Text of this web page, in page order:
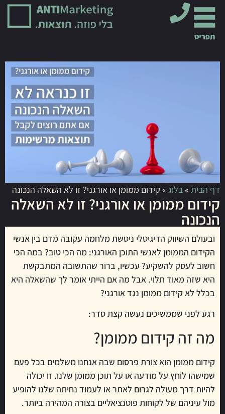
דף הבית »בלוג » קידום ממומן או אורגני? זו לא השאלה הנכונה
קידום ממומן או אורגני? זו לא השאלה
הנכונה
ובעולם השיווק הדיגיטלי ניטשת מלחמה עקובה מדם בין אנשי
הקידום הממומן לאנשי התוכן האורגני: מה הכי טוב? במה הכי
חשוב לעסק להשקיע? עכשיו, ברור שהתשובה המתבקשת
היא שזה מאוד תלוי. אבל מה אם הייתי אומר לך שהשאלה היא
בכלל לא קידום ממומן נגד אורגני?
רגע לפני שממשיכים נעשה קצת סדר:
מה זה קידום ממומן?
קידום ממומן הוא צורת פרסום שבה אנחנו משלמים בכל פעם
שמישהו לוחץ על מודעה או על תוכן ממומן שלנו. זו יכולה
להיות דרך מעולה לגרום לאתר או לעמוד נחיתה שלנו להופיע
מול עיניהם של לקוחות פוטנציאליים בצורה המהירה ביותר.